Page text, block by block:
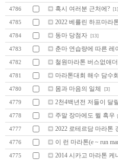
4786 혹시 여러분 근처에? [1]
4785 2022 베를린 하프마라
4784 동마 당첨자 [13]
4783 춘마 연습량에 따른 레
4782 철원마라톤 버스없애더
4781 마라톤대회 해수 담수
4780 몸과 마음의 일체 [3]
4779 2천4백년전 저들이 달
4778 주말 장마에도 뛸 흑우
4777 2022 로테르담 마라톤
4776 이 런 마라톤(e ~ run
4775 2014 시카고 마라톤 케